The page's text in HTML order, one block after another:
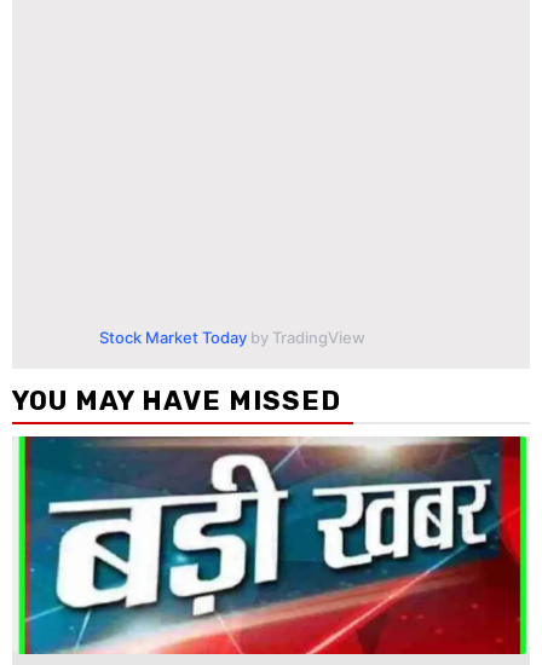
Stock Market Today by TradingView
YOU MAY HAVE MISSED